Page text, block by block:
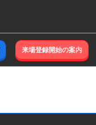
来場登録開始の案内